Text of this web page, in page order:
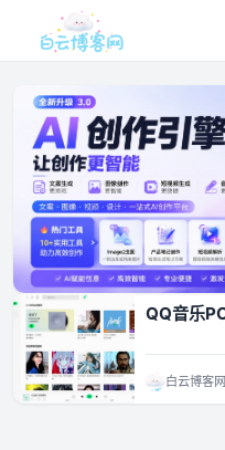
首页
网站源码
软件仓库
主题插件
QQ音乐
白云博客网